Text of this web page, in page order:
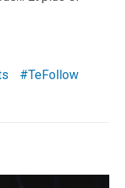
TeFollow